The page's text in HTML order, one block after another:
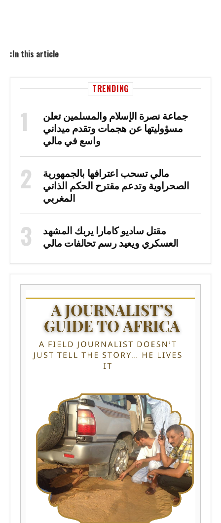
In this article:
TRENDING
جماعة نصرة الإسلام والمسلمين تعلن
مسؤوليتها عن هجمات وتقدم ميداني
واسع في مالي
مالي تسحب اعترافها بالجمهورية
الصحراوية وتدعم مقترح الحكم الذاتي
المغربي
مقتل ساديو كامارا يربك المشهد
العسكري ويعيد رسم تحالفات مالي